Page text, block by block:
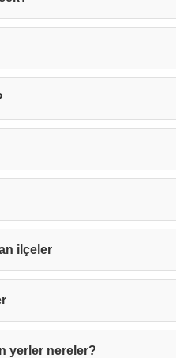
ilçeler
yerler nereler?